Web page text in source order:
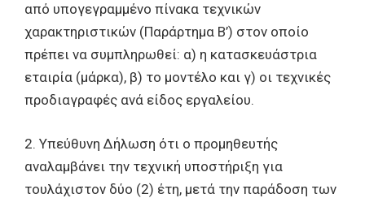
από υπογεγραμμένο πίνακα τεχνικών
χαρακτηριστικών (Παράρτημα Β’) στον οποίο
πρέπει να συμπληρωθεί: α) η κατασκευάστρια
εταιρία (μάρκα), β) το μοντέλο και γ) οι τεχνικές
προδιαγραφές ανά είδος εργαλείου.
2. Υπεύθυνη Δήλωση ότι ο προμηθευτής
αναλαμβάνει την τεχνική υποστήριξη για
τουλάχιστον δύο (2) έτη, μετά την παράδοση των